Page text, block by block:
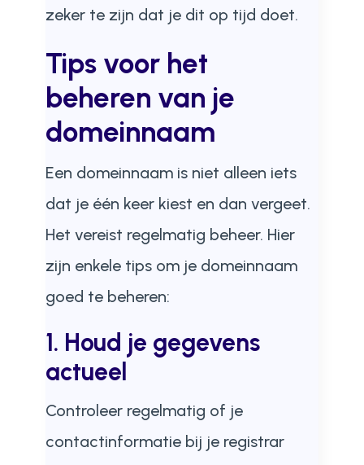
zeker te zijn dat je dit op tijd doet.
Tips voor het
beheren van je
domeinnaam
Een domeinnaam is niet alleen iets
dat je één keer kiest en dan vergeet.
Het vereist regelmatig beheer. Hier
zijn enkele tips om je domeinnaam
goed te beheren:
1. Houd je gegevens
actueel
Controleer regelmatig of je
contactinformatie bij je registrar